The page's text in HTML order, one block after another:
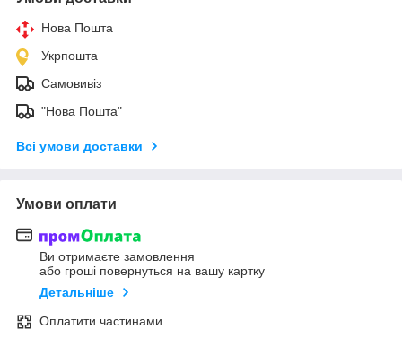
Нова Пошта
Укрпошта
Самовивіз
"Нова Пошта"
Всі умови доставки
Умови оплати
Ви отримаєте замовлення
або гроші повернуться на вашу картку
Детальніше
Оплатити частинами